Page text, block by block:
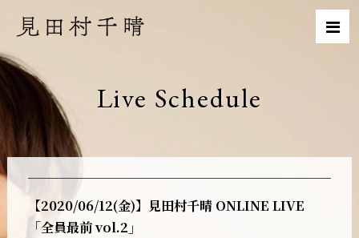
Live Schedule
【2020/06/12(金)】見田村千晴 ONLINE LIVE
「全員最前 vol.2」